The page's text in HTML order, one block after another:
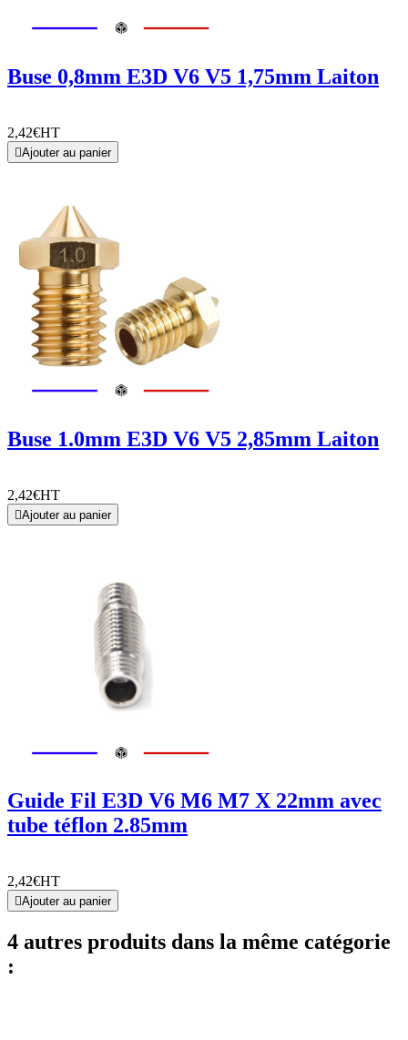
Buse 0,8mm E3D V6 V5 1,75mm Laiton
2,42€HT
Ajouter au panier
Buse 1.0mm E3D V6 V5 2,85mm Laiton
2,42€HT
Ajouter au panier
Guide Fil E3D V6 M6 M7 X 22mm avec
tube téflon 2.85mm
2,42€HT
Ajouter au panier
4 autres produits dans la même catégorie
: